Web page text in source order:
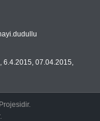
, 6.4.2015, 07.04.2015,
Projesidir.